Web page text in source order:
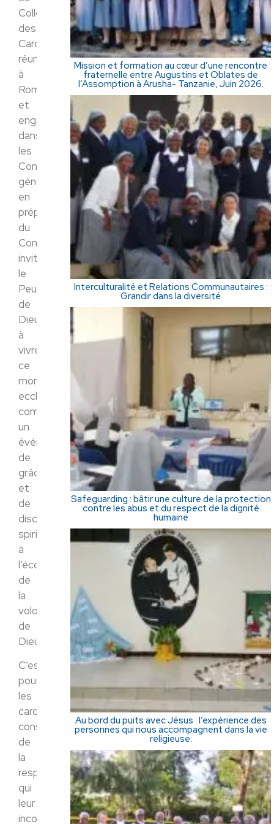
Collège
des
Cardinaux
réunis
à
Rome
et
engagés
dans
les
Congrégations
générales
en
préparation
du
Conclave,
invite
le
Peuple
de
Dieu
à
vivre
ce
moment
ecclésial
comme
un
événement
de
grâce
et
de
discernement
spirituel,
à
l’écoute
de
la
volonté
de
Dieu.
C’est
pourquoi
les
cardinaux,
conscients
de
la
responsabilité
qui
leur
incombe,
Mission et formation au cœur d’une rencontre
fraternelle entre Augustins et Oblates de
l’Assomption à Arusha- Tanzanie, Juin 2026.
Interculturalité et Relations Communautaires :
Grandir dans la diversité
Safeguarding : bâtir une culture de la protection
contre les abus et du respect de la dignité
humaine
Au bord du puits avec Jésus : l’expérience des
personnes qui nous accompagnent dans la vie
religieuse.